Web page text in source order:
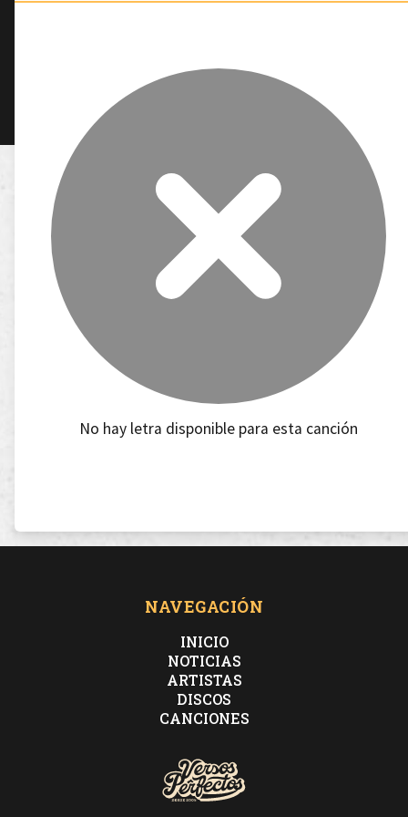
No hay letra disponible para esta canción
NAVEGACIÓN
INICIO
NOTICIAS
ARTISTAS
DISCOS
CANCIONES